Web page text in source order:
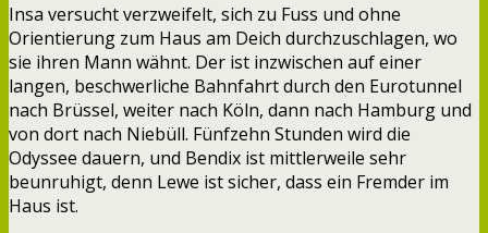
Insa versucht verzweifelt, sich zu Fuss und ohne
Orientierung zum Haus am Deich durchzuschlagen, wo
sie ihren Mann wähnt. Der ist inzwischen auf einer
langen, beschwerliche Bahnfahrt durch den Eurotunnel
nach Brüssel, weiter nach Köln, dann nach Hamburg und
von dort nach Niebüll. Fünfzehn Stunden wird die
Odyssee dauern, und Bendix ist mittlerweile sehr
beunruhigt, denn Lewe ist sicher, dass ein Fremder im
Haus ist.